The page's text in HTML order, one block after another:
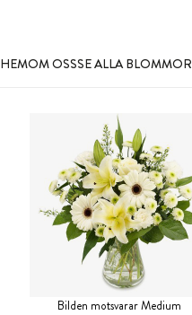
HEMOM OSSSE ALLA BLOMMOR
Bilden motsvarar Medium